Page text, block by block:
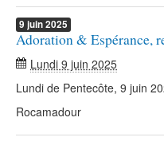
9 juin2025
Adoration & Espérance,
Lundi 9 juin 2025
Lundi de Pentecôte, 9 juin
Rocamadour